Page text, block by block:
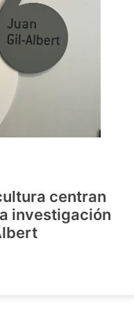
centran
investigación